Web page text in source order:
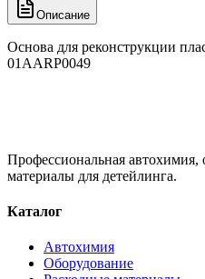
Описание
Основа для реконструкции
01AARP0049
Профессиональная автохимия,
материалы для детейлинга.
Каталог
Автохимия
Оборудование